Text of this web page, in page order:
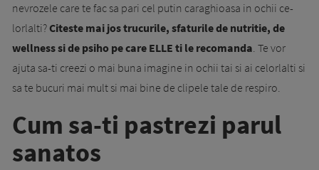
nevrozele care te fac sa pari cel putin cara­ghioasa in ochii ce­
lorlalti?Citeste mai jos trucu­rile, sfaturile de nu­tri­tie, de
wellness si de psiho pe care ELLE ti le re­­comanda. Te vor
ajuta sa-ti creezi o mai bu­na imagine in ochii tai si ai celorlalti si
sa te bu­cu­ri mai mult si mai bine de clipele tale de respiro.
Cum sa-ti pastrezi parul
sanatos